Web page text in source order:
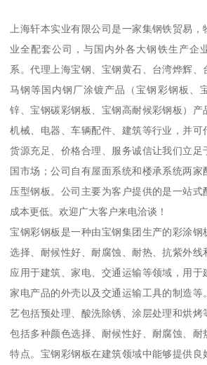
上海轩本实业有限公司是一家集钢铁贸易
业全配套公司，与国内外各大钢铁生产企
系。代理上海宝钢、宝钢黄石、台湾烨辉、
马钢等国内钢厂涂镀产品（宝钢彩钢板、
锌、宝钢碳彩钢板、宝钢高耐候彩钢板）产
机械、电器、车辆配件、建筑等行业，并可
货源充足、价格合理、服务诚信让我们立足
国市场；公司自有屋面系统和楼承系统两
压型钢板。公司主要为客户提供的是一站式
成本更低。欢迎广大客户来电洽谈！
宝钢彩钢板是一种由宝钢集团生产的彩涂钢
选择、耐候性好、耐腐蚀、耐热、抗紫外线
应用于建筑、家电、交通运输等领域，用于
家电产品的外壳以及交通运输工具的制造等
艺包括预处理、酸洗除锈、涂层处理和烘烤
包括多种颜色选择、耐候性好、耐腐蚀、耐
特点。宝钢彩钢板在建筑领域中能够提供良